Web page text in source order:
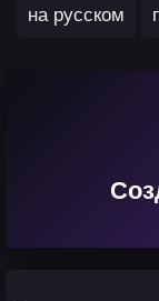
на русском